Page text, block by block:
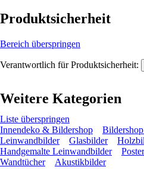
Produktsicherheit
Bereich überspringen
Verantwortlich für Produktsicherheit:
Weitere Kategorien
Liste überspringen
Innendeko & Bildershop
Leinwandbilder
Glasbilder
Handgemalte Leinwandbilder
Poster
Wandtücher
Akustikbilder